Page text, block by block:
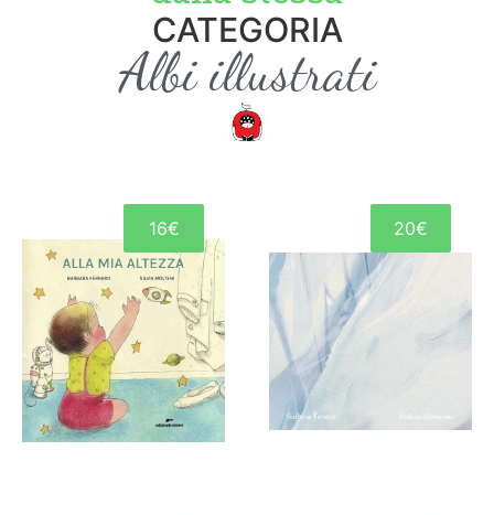
CATEGORIA
Albi illustrati
16€ 20€